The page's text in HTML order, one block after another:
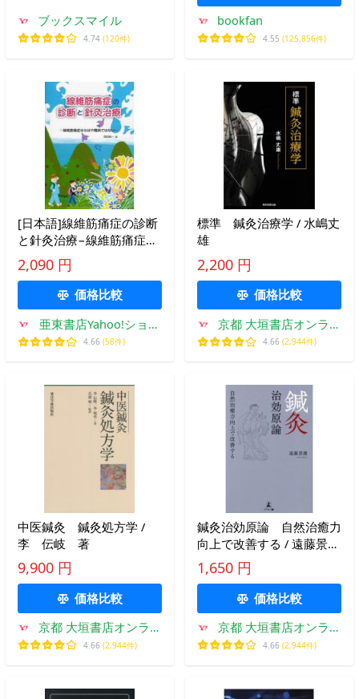
ブックスマイル
4.74 (120件)
bookfan
4.55 (125,856件)
[日本語]線維筋痛症の診断
と針灸治療−線維筋痛症は
もはや難病ではない
2,090 円
価格比較
亜東書店Yahoo!ショッ
プ
4.66 (58件)
標準 鍼灸治療学 / 水嶋丈
雄
2,200 円
価格比較
京都 大垣書店オンライ
ン
4.66 (2,944件)
中医鍼灸 鍼灸処方学 /
李 伝岐 著
9,900 円
価格比較
京都 大垣書店オンライ
ン
4.66 (2,944件)
鍼灸治効原論 自然治癒力
向上で改善する / 遠藤景
護 著
1,650 円
価格比較
京都 大垣書店オンライ
ン
4.66 (2,944件)